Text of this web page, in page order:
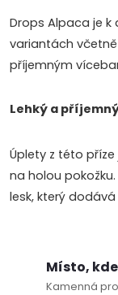
y
v
ý
i
s
Drops Alpaca je
variantách
příjemným
Lehký a
Úplety z této
na holou
lesk, který
Místo,
Kamenná